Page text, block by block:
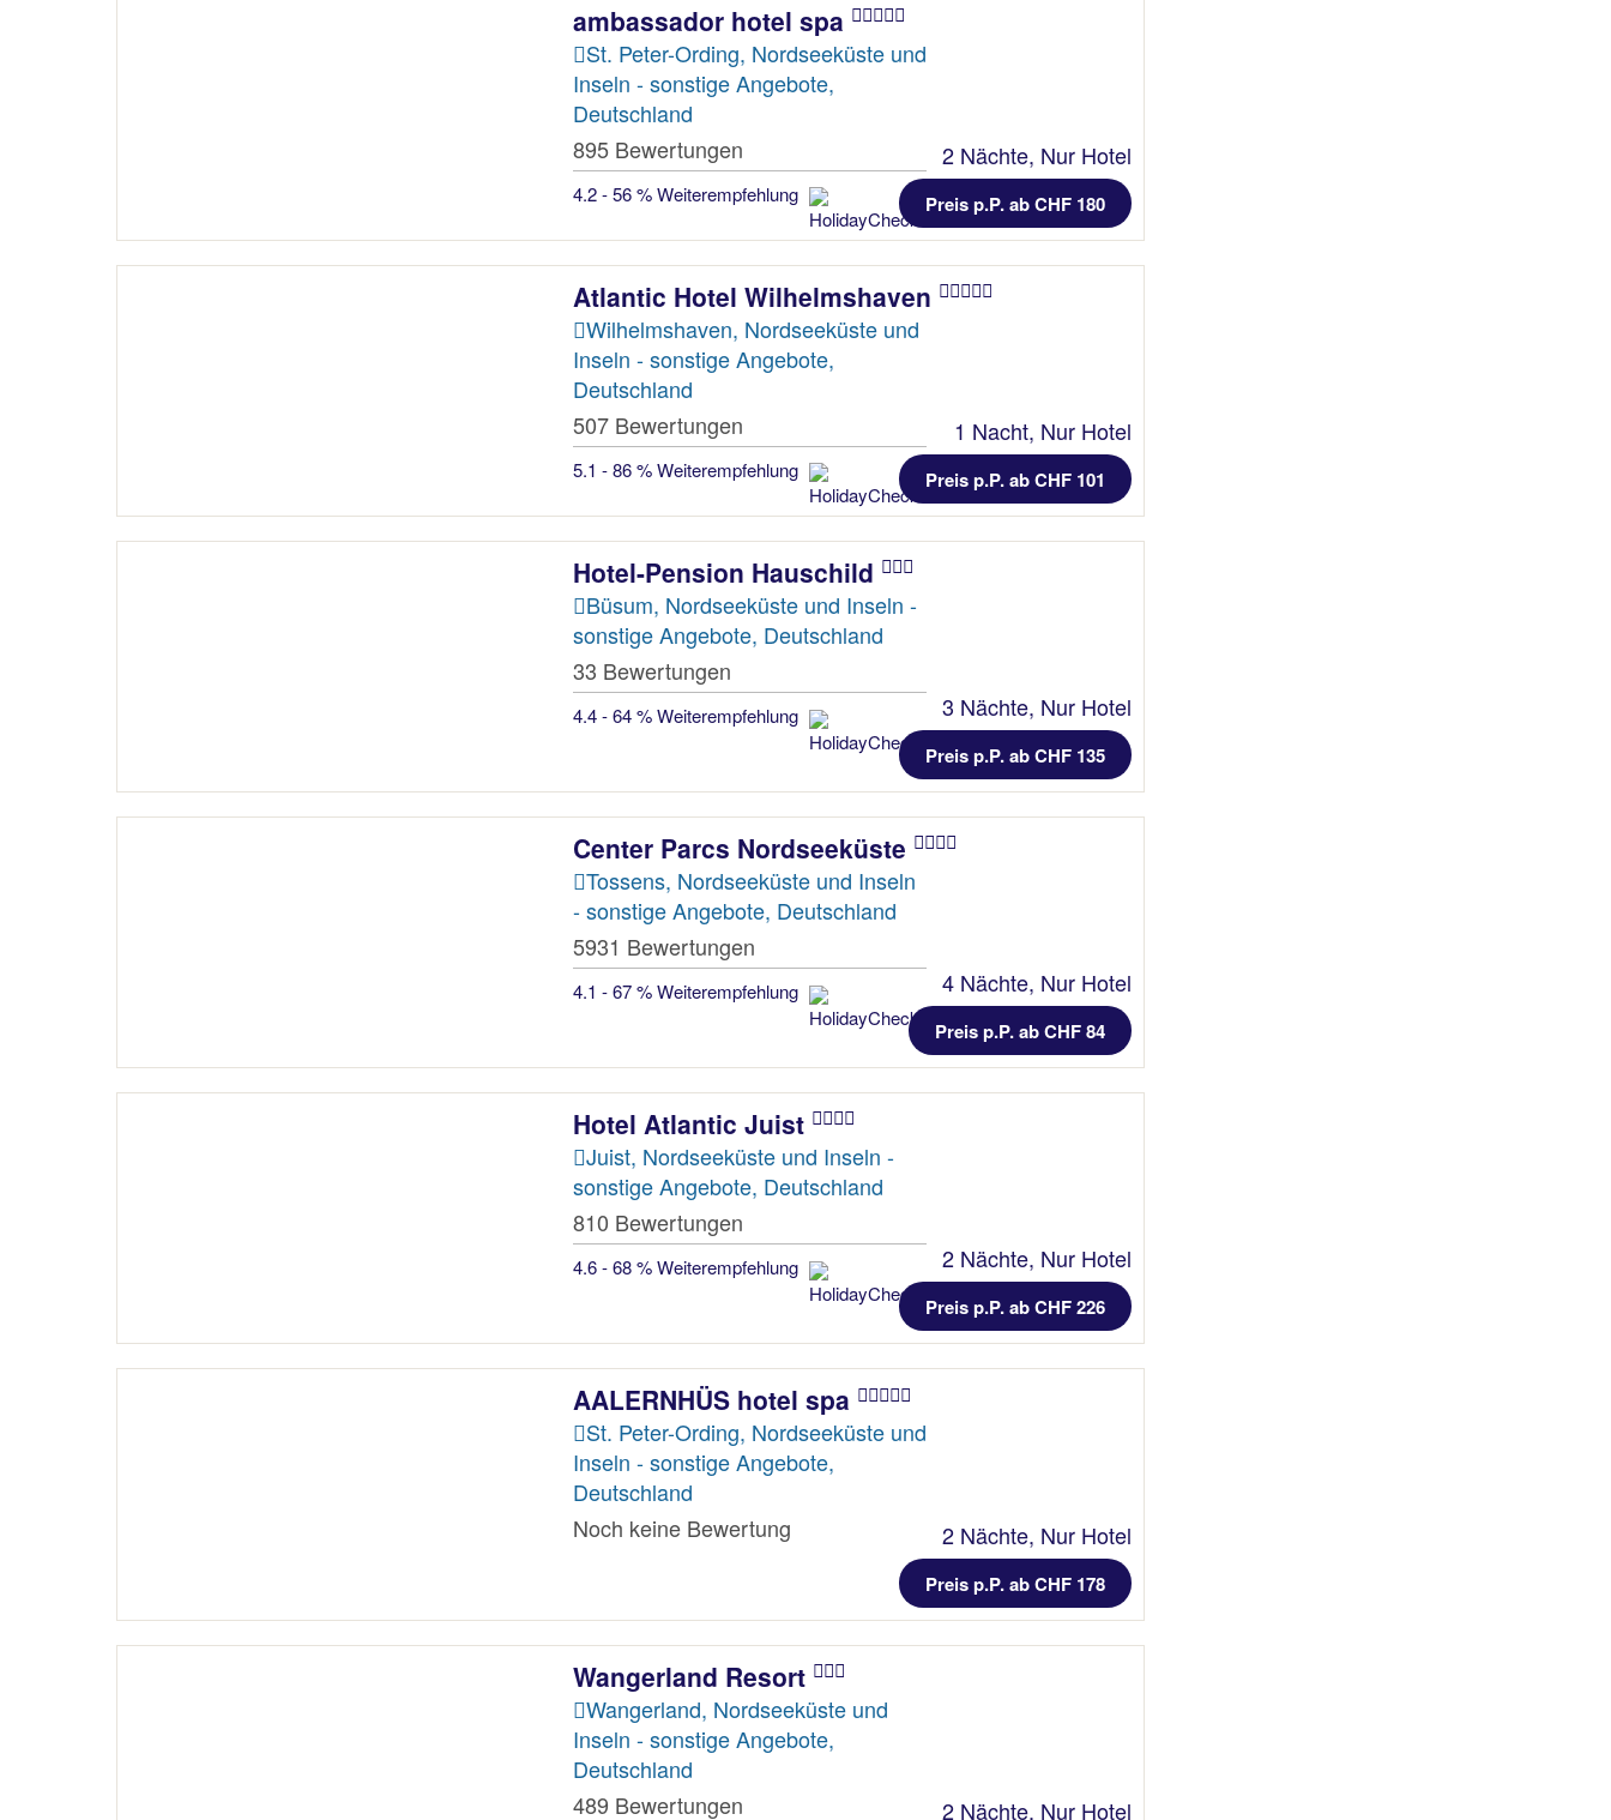
ambassador hotel spa
St. Peter-Ording, Nordseeküste und
Inseln - sonstige Angebote,
Deutschland
895 Bewertungen
4.2 - 56 % Weiterempfehlung
2 Nächte, Nur Hotel
Preis p.P. ab CHF 180
Atlantic Hotel Wilhelmshaven
Wilhelmshaven, Nordseeküste und
Inseln - sonstige Angebote,
Deutschland
507 Bewertungen
5.1 - 86 % Weiterempfehlung
1 Nacht, Nur Hotel
Preis p.P. ab CHF 101
Hotel-Pension Hauschild
Büsum, Nordseeküste und Inseln -
sonstige Angebote, Deutschland
33 Bewertungen
4.4 - 64 % Weiterempfehlung 3 Nächte, Nur Hotel
Preis p.P. ab CHF 135
Center Parcs Nordseeküste
Tossens, Nordseeküste und Inseln
- sonstige Angebote, Deutschland
5931 Bewertungen
4.1 - 67 % Weiterempfehlung 4 Nächte, Nur Hotel
Preis p.P. ab CHF 84
Hotel Atlantic Juist
Juist, Nordseeküste und Inseln -
sonstige Angebote, Deutschland
810 Bewertungen
4.6 - 68 % Weiterempfehlung 2 Nächte, Nur Hotel
Preis p.P. ab CHF 226
AALERNHÜS hotel spa
St. Peter-Ording, Nordseeküste und
Inseln - sonstige Angebote,
Deutschland
Noch keine Bewertung
2 Nächte, Nur Hotel
Preis p.P. ab CHF 178
Wangerland Resort
Wangerland, Nordseeküste und
Inseln - sonstige Angebote,
Deutschland
489 Bewertungen
2 Nächte, Nur Hotel